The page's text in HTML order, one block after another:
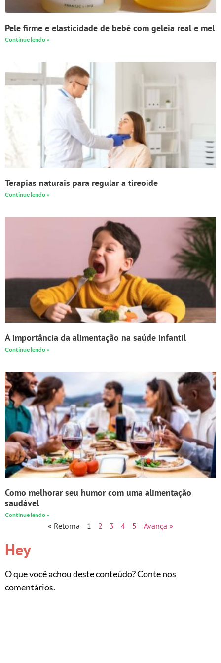
Pele firme e elasticidade de bebê com geleia real e mel
Continue lendo »
Terapias naturais para regular a tireoide
Continue lendo »
A importância da alimentação na saúde infantil
Continue lendo »
Como melhorar seu humor com uma alimentação
saudável
Continue lendo »
« Retorna 1 2 3 4 5 Avança »
Hey
O que você achou deste conteúdo? Conte nos
comentários.